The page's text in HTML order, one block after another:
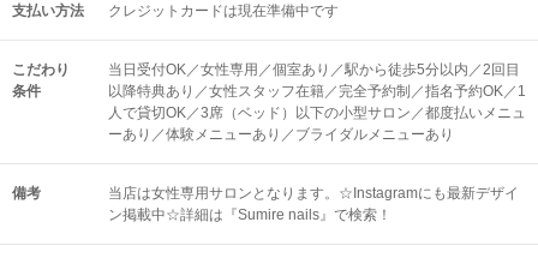
支払い方法 クレジットカードは現在準備中です
こだわり
条件
当日受付OK／女性専用／個室あり／駅から徒歩5分以内／2回目
以降特典あり／女性スタッフ在籍／完全予約制／指名予約OK／1
人で貸切OK／3席（ベッド）以下の小型サロン／都度払いメニュ
ーあり／体験メニューあり／ブライダルメニューあり
備考
当店は女性専用サロンとなります。☆Instagramにも最新デザイ
ン掲載中☆詳細は『Sumire nails』で検索！